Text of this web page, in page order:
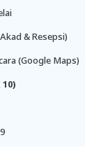
& Resepsi)
(Google Maps)